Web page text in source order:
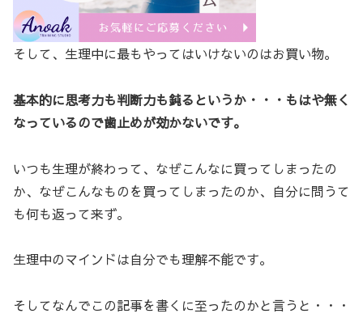
そして、生理中に最もやってはいけないのはお買い物。
基本的に思考力も判断力も鈍るというか・・・もはや無く
なっているので歯止めが効かないです。
いつも生理が終わって、なぜこんなに買ってしまったの
か、なぜこんなものを買ってしまったのか、自分に問うて
も何も返って来ず。
生理中のマインドは自分でも理解不能です。
そしてなんでこの記事を書くに至ったのかと言うと・・・